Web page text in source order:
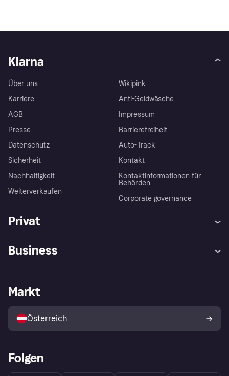
Klarna
Über uns
Karriere
AGB
Presse
Datenschutz
Sicherheit
Nachhaltigkeit
Weiterverkaufen
Wikipink
Anti-Geldwäsche
Impressum
Barrierefreiheit
Auto-Track
Kontakt
Kontaktinformationen für
Behörden
Corporate governance
Privat
Shops entdecken
Business
Händlerportal
Markt
Österreich
Folgen